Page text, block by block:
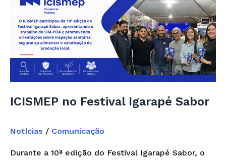
ICISMEP no Festival Igarapé Sabor
Notícias / Comunicação
Durante a 10ª edição do Festival Igarapé Sabor, o
Festival
Igarapé
Sabor